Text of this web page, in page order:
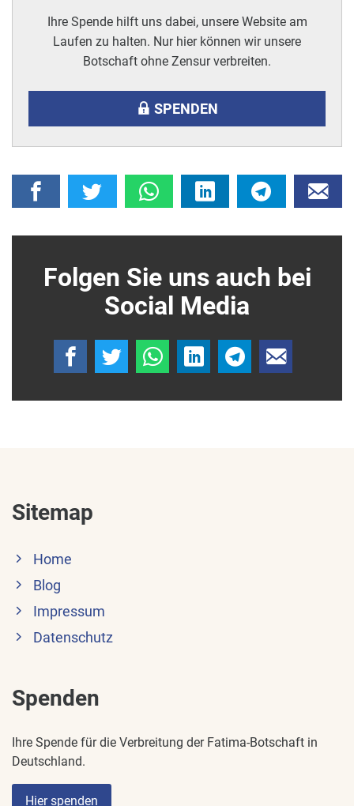
Ihre Spende hilft uns dabei, unsere Website am
Laufen zu halten. Nur hier können wir unsere
Botschaft ohne Zensur verbreiten.
SPENDEN
Folgen Sie uns auch bei
Social Media
Sitemap
Home
Blog
Impressum
Datenschutz
Spenden
Ihre Spende für die Verbreitung der Fatima-Botschaft in
Deutschland.
Hier spenden